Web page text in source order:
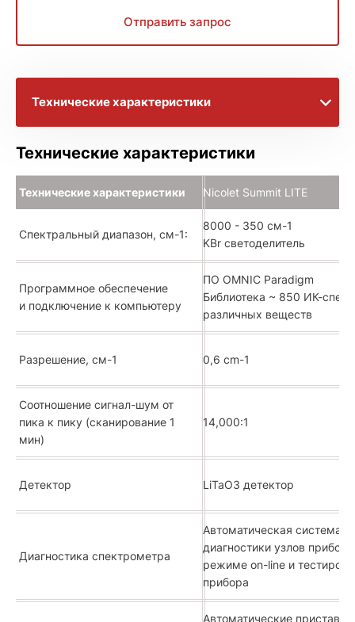
Отправить запрос
Технические характеристики
Видеоматериалы
Брошюра
Технические характеристики
Технические характеристики Nicolet Summit LITE
Спектральный диапазон, см-1:
8000 - 350 см-1
KBr светоделитель
Программное обеспечение
и подключение к компьютеру
ПО OMNIC Paradigm
Библиотека ~ 850 ИК-
различных веществ
Разрешение, см-1 0,6 cm-1
Соотношение сигнал-шум от
пика к пику (сканирование 1
мин)
14,000:1
Детектор LiTaO3 детектор
Диагностика спектрометра
Автоматическая система
диагностики узлов
режиме on-line и
прибора
Автоматические приставки